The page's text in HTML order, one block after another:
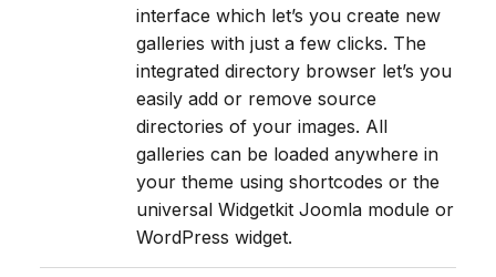
interface which let’s you create new
galleries with just a few clicks. The
integrated directory browser let’s you
easily add or remove source
directories of your images. All
galleries can be loaded anywhere in
your theme using shortcodes or the
universal Widgetkit Joomla module or
WordPress widget.